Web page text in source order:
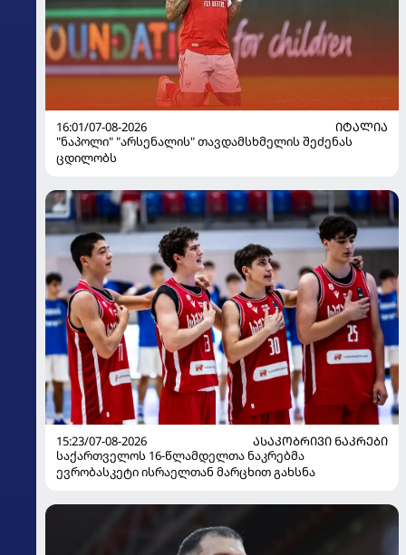
16:01/07-08-2026
ᲘᲢᲐᲚᲘᲐ
"ნაპოლი" "არსენალის" თავდამსხმელის შეძენას
ცდილობს
15:23/07-08-2026
ᲐᲡᲐᲙᲝᲑᲠᲘᲕᲘ ᲜᲐᲙᲠᲔᲑᲘ
საქართველოს 16-წლამდელთა ნაკრებმა
ევრობასკეტი ისრაელთან მარცხით გახსნა